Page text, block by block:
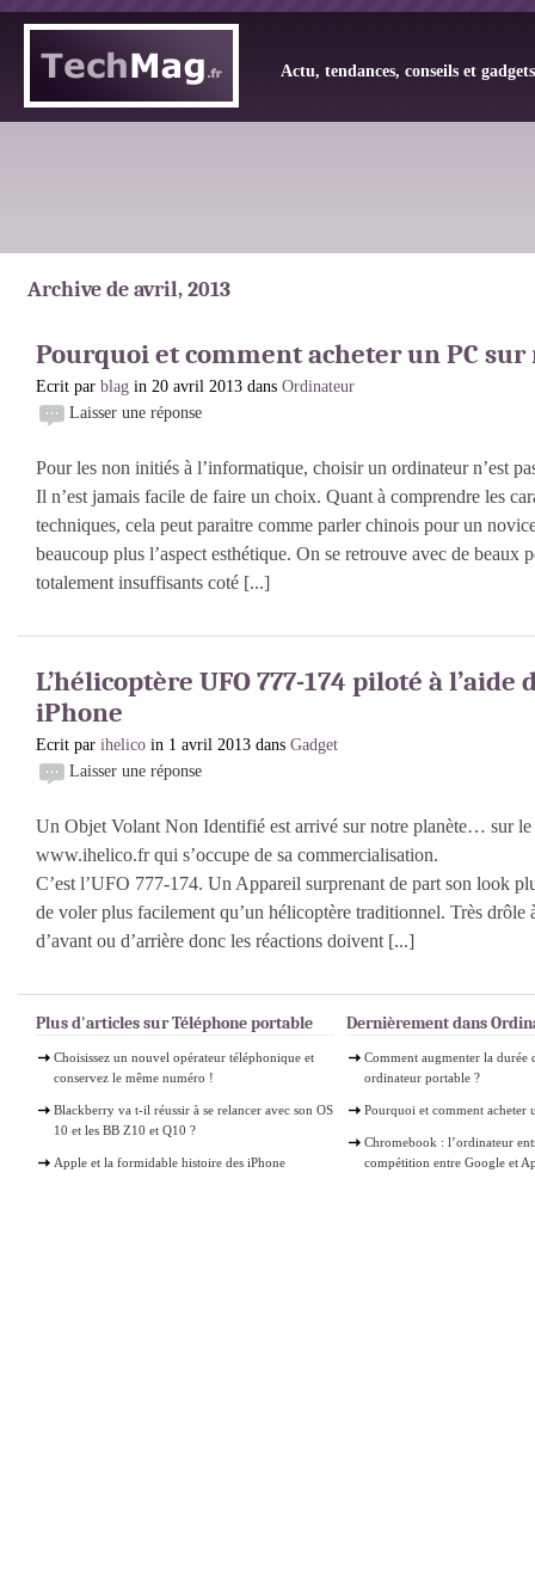
Actu, tendances, conseils et
Archive de avril, 2013
Pourquoi et comment acheter un PC sur
Ecrit par blag in 20 avril 2013 dans Ordinateur
Laisser une réponse
Pour les non initiés à l’informatique, choisir un ordinateur n’est
Il n’est jamais facile de faire un choix. Quant à comprendre les
techniques, cela peut paraitre comme parler chinois pour un
beaucoup plus l’aspect esthétique. On se retrouve avec de beaux
totalement insuffisants coté [...]
L’hélicoptère UFO 777-174 piloté à l’aide
iPhone
Ecrit par ihelico in 1 avril 2013 dans Gadget
Laisser une réponse
Un Objet Volant Non Identifié est arrivé sur notre planète… sur le
www.ihelico.fr qui s’occupe de sa commercialisation.
C’est l’UFO 777-174. Un Appareil surprenant de part son look
de voler plus facilement qu’un hélicoptère traditionnel. Très drôle
d’avant ou d’arrière donc les réactions doivent [...]
Plus d'articles sur Téléphone portable
Choisissez un nouvel opérateur téléphonique et
conservez le même numéro !
Blackberry va t-il réussir à se relancer avec son OS
10 et les BB Z10 et Q10 ?
Apple et la formidable histoire des iPhone
Dernièrement dans
Comment augmenter la durée
ordinateur portable ?
Pourquoi et comment acheter
Chromebook : l’ordinateur
compétition entre Google et